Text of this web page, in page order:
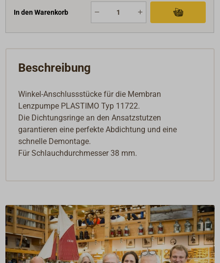
In den Warenkorb
Beschreibung
Winkel-Anschlussstücke für die Membran
Lenzpumpe PLASTIMO Typ 11722.
Die Dichtungsringe an den Ansatzstutzen
garantieren eine perfekte Abdichtung und eine
schnelle Demontage.
Für Schlauchdurchmesser 38 mm.